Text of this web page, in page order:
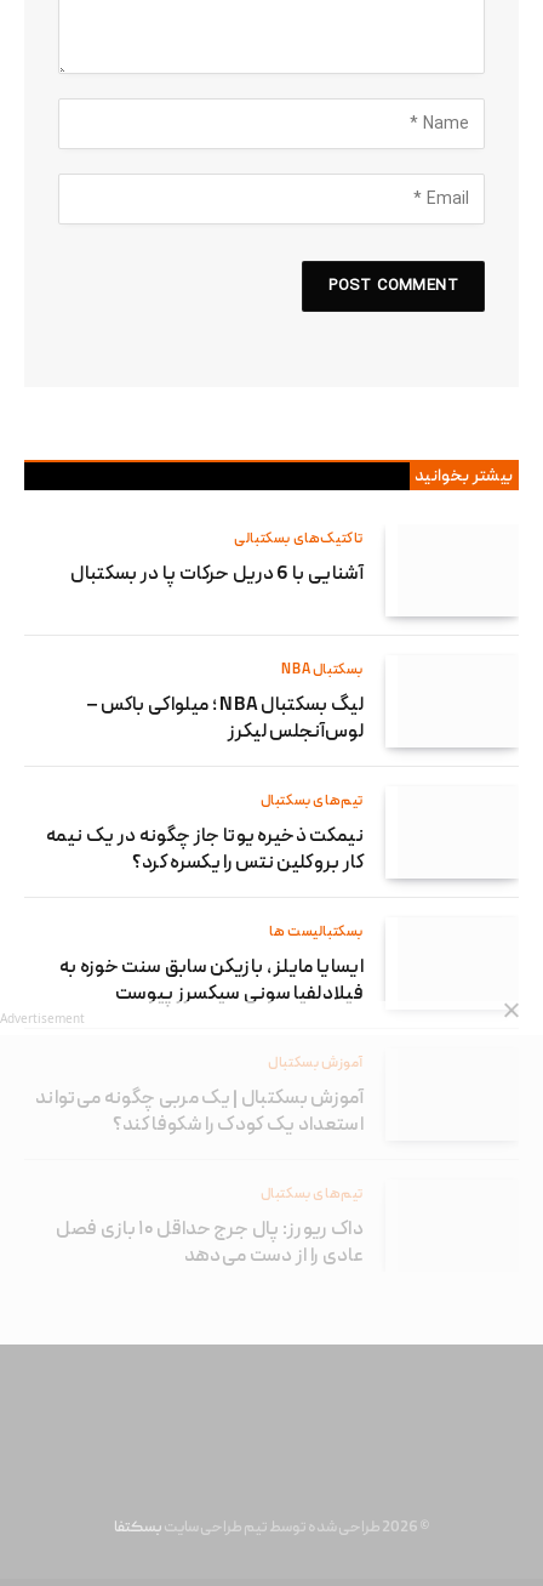
بیشتر بخوانید
تاکتیک‌های بسکتبالی
آشنایی با 6 دریل حرکات پا در بسکتبال
بسکتبال NBA
لیگ بسکتبال NBA ؛ میلواکی باکس –
لوس‌آنجلس لیکرز
تیم‌های بسکتبال
نیمکت ذخیره یوتا جاز چگونه در یک نیمه
کار بروکلین نتس را یکسره کرد؟
بسکتبالیست ها
ایسایا مایلز ، بازیکن سابق سنت خوزه به
فیلادلفیا سونی سیکسرز پیوست
آموزش بسکتبال
آموزش بسکتبال | یک مربی چگونه می‌تواند
استعداد یک کودک را شکوفا کند؟
تیم‌های بسکتبال
داک ریورز: پال جرج حداقل ۱۰ بازی فصل
عادی را از دست می‌دهد
© 2026 طراحی شده توسط تیم طراحی سایت بسکتفا
Advertisement